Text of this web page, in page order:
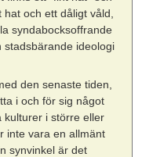
och ett dåligt våld,
syndabocksoffrande
stadsbärande ideologi
den senaste tiden,
i och för sig något
kulturer i större eller
inte vara en allmänt
synvinkel är det